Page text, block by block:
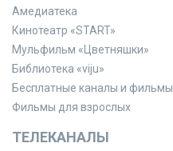
Амедиатека
Кинотеатр «START»
Мульфильм «Цветняшки»
Библиотека «viju»
Бесплатные каналы и фильмы
Фильмы для взрослых
ТЕЛЕКАНАЛЫ